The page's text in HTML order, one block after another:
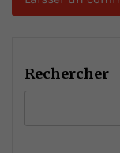
Rechercher